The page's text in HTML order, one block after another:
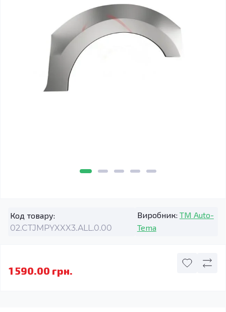
Код товару:
02.CTJMPYXXX3.ALL.0.00
Виробник: TM Auto-
Tema
1 590.00 грн.